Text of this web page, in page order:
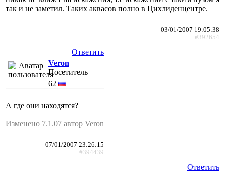
так и не заметил. Таких аквасов полно в Цихлиденцентре.
03/01/2007 19:05:38
#392654
Ответить
Veron
Посетитель
62
А где они находятся?
Изменено 7.1.07 автор Veron
07/01/2007 23:26:15
#394439
Ответить